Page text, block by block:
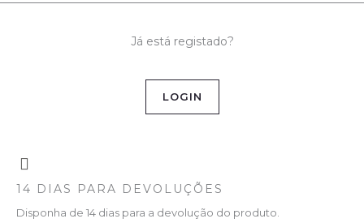
Já está registado?
LOGIN
14 DIAS PARA DEVOLUÇÕES
Disponha de 14 dias para a devolução do produto.